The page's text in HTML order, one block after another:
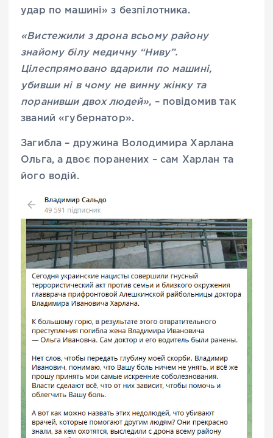
удар по машині» з безпілотника.
«Вистежили з дрона всьому району
знайому білу медичну “Ниву”.
Цілеспрямовано вдарили по машині,
убивши ні в чому не винну жінку та
поранивши двох людей», – повідомив так
званий «губернатор».
Загибла – дружина Володимира Харлана
Ольга, а двоє поранених – сам Харлан та
його водій.